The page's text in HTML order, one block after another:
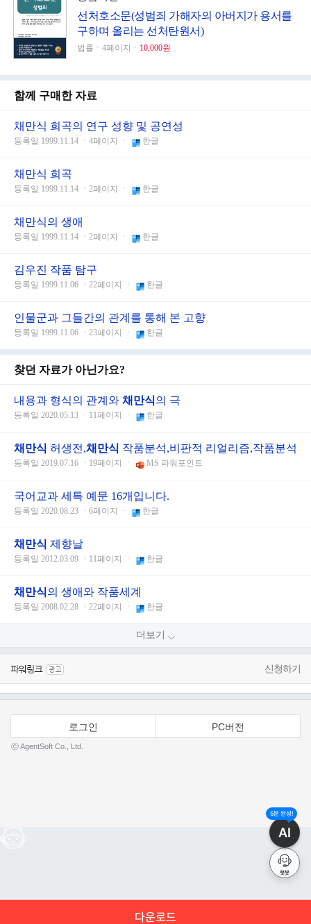
선처호소문(성범죄 가해자의 아버지가 용서를
구하며 올리는 선처탄원서)
법률ㆍ4페이지ㆍ 10,000원
함께 구매한 자료
채만식 희곡의 연구 성향 및 공연성
등록일 1999.11.14 ㆍ4페이지 ㆍ 한글
채만식 희곡
등록일 1999.11.14 ㆍ2페이지 ㆍ 한글
채만식의 생애
등록일 1999.11.14 ㆍ2페이지 ㆍ 한글
김우진 작품 탐구
등록일 1999.11.06 ㆍ22페이지 ㆍ 한글
인물군과 그들간의 관계를 통해 본 고향
등록일 1999.11.06 ㆍ23페이지 ㆍ 한글
찾던 자료가 아닌가요?
내용과 형식의 관계와 채만식의 극
등록일 2020.05.13 ㆍ11페이지 ㆍ 한글
채만식 허생전,채만식 작품분석,비판적 리얼리즘,작품분석
등록일 2019.07.16 ㆍ19페이지 ㆍ MS 파워포인트
국어교과 세특 예문 16개입니다.
등록일 2020.08.23 ㆍ6페이지 ㆍ 한글
채만식 제향날
등록일 2012.03.09 ㆍ11페이지 ㆍ 한글
채만식의 생애와 작품세계
등록일 2008.02.28 ㆍ22페이지 ㆍ 한글
더보기
신청하기
다운로드
로그인 PC버전
ⓒ AgentSoft Co., Ltd.
5분 완성!
AI
챗봇